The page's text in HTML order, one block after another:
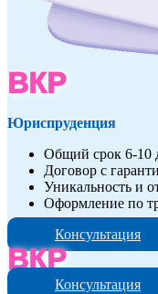
ВКР
Юриспруденция
Общий срок 6-10
Договор с
Уникальность и
Оформление по
Консультация
ВКР
Консультация